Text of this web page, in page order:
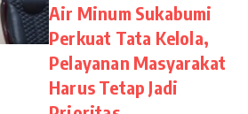
Air Minum Sukabumi
Perkuat Tata Kelola,
Pelayanan Masyarakat
Harus Tetap Jadi